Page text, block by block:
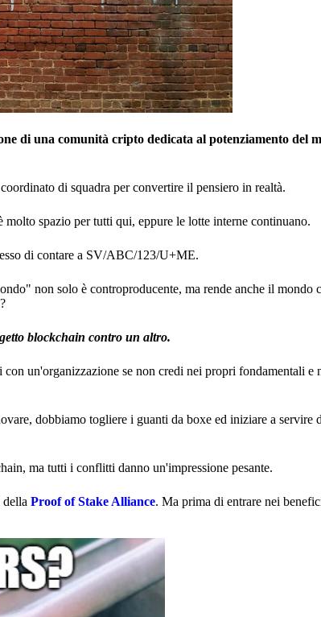
di una comunità cripto dedicata al potenziamento del
di squadra per convertire il pensiero in realtà.
spazio per tutti qui, eppure le lotte interne continuano.
di contare a SV/ABC/123/U+ME.
non solo è controproducente, ma rende anche il mondo
blockchain contro un altro.
un'organizzazione se non credi nei propri fondamentali e
dobbiamo togliere i guanti da boxe ed iniziare a servire
ma tutti i conflitti danno un'impressione pesante.
della Proof of Stake Alliance. Ma prima di entrare nei